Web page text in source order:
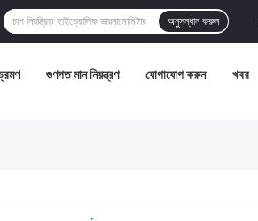
অনুসন্ধান করুন
গুণগত মান নিয়ন্ত্রণ যোগাযোগ করুন খবর